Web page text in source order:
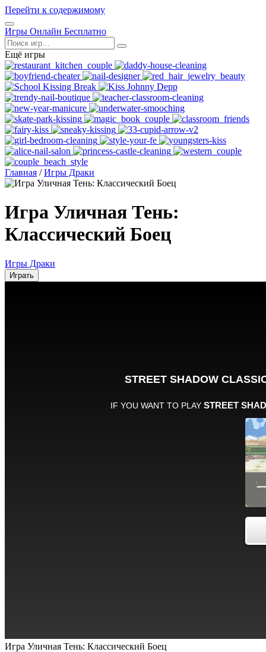
Перейти к содержимому
Открыть
меню
Игры Онлайн Бесплатно
Поиск
Ещё игры
Главная / Игры Драки
Игра Уличная Тень:
Классический Боец
Игры Драки
Играть
Игра Уличная Тень: Классический Боец